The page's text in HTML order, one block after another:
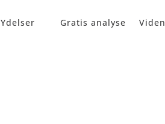
Ydelser Gratis analyse Viden